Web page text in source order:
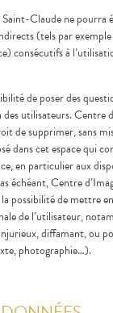
Claude ne pourra
(tels par
consécutifs à
de poser des
utilisateurs. Centre
de supprimer, sans
dans cet espace qui
en particulier aux
échéant, Centre
possibilité de mettre
de l’utilisateur,
diffamant, ou
photographie…).